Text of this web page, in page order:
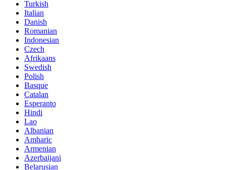
Turkish
Italian
Danish
Romanian
Indonesian
Czech
Afrikaans
Swedish
Polish
Basque
Catalan
Esperanto
Hindi
Lao
Albanian
Amharic
Armenian
Azerbaijani
Belarusian